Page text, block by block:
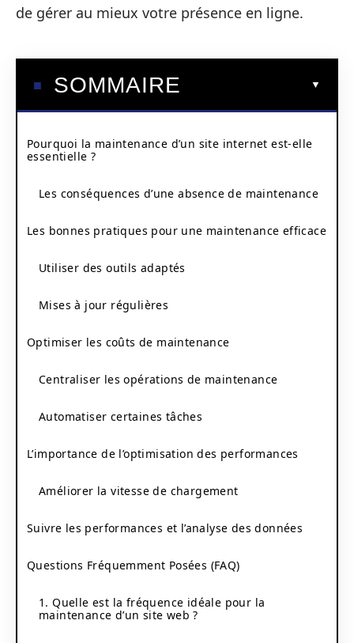
de gérer au mieux votre présence en ligne.
SOMMAIRE
Pourquoi la maintenance d’un site internet est-elle
essentielle ?
Les conséquences d’une absence de maintenance
Les bonnes pratiques pour une maintenance efficace
Utiliser des outils adaptés
Mises à jour régulières
Optimiser les coûts de maintenance
Centraliser les opérations de maintenance
Automatiser certaines tâches
L’importance de l’optimisation des performances
Améliorer la vitesse de chargement
Suivre les performances et l’analyse des données
Questions Fréquemment Posées (FAQ)
1. Quelle est la fréquence idéale pour la
maintenance d’un site web ?